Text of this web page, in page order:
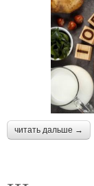
читать дальше →